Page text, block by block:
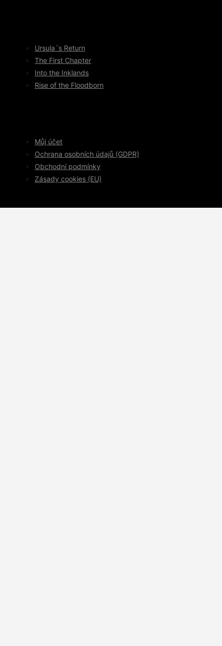
Ursula´s Return
The First Chapter
Into the Inklands
Rise of the Floodborn
Můj účet
Ochrana osobních údajů (GDPR)
Obchodní podmínky
Zásady cookies (EU)